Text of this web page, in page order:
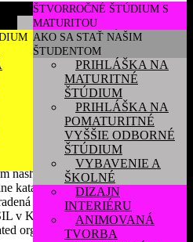
ŠTVORROČNÉ ŠTÚDIUM S
MATURITOU
HERNÝ DIZAJN
PRIEMYSELNÝ
DIZAJN
GRAFICKÝ A
PRIESTOROVÝ
DIZAJN
GRAFICKÝ
DIZAJN
FOTOGRAFICKÝ
DIZAJN
ODEVNÝ DIZAJN
DIZAJN
INTERIÉRU
ANIMOVANÁ
TVORBA
AKO SA STAŤ NAŠIM
ŠTUDENTOM
PRIHLÁŠKA NA
MATURITNÉ
ŠTÚDIUM
PRIHLÁŠKA NA
POMATURITNÉ
VYŠŠIE ODBORNÉ
ŠTÚDIUM
VYBAVENIE A
ŠKOLNÉ
dizajnu
vyše 1500 titulov odbornej
a učebníc najmä z oblasti
vied. Vyhľadávanie a výpožičky
nášho knižnično-informačného
katalóg a výpožičný systém.
do zoznamu knižníc
v Kodani (International standard
organizations) pod číslom SK-